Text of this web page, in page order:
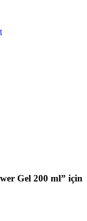
Gel 200 ml” için